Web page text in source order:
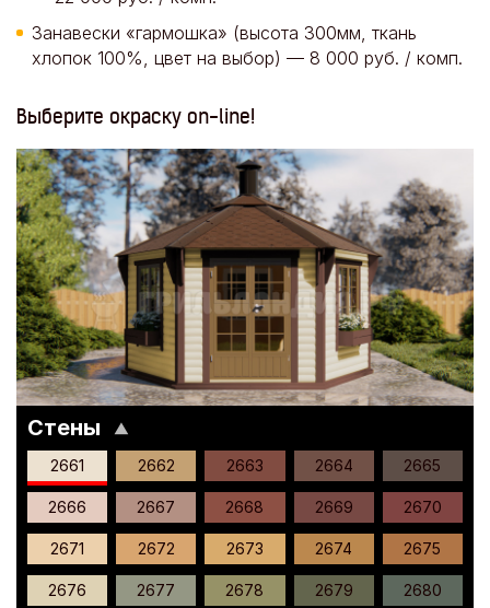
Занавески «гармошка» (высота 300мм, ткань
хлопок 100%, цвет на выбор) — 8 000 руб. / комп.
Выберите окраску on-line!
Стены
▼
2661
2662 2663 2664 2665
2666 2667 2668 2669 2670
2671 2672 2673 2674 2675
2676 2677 2678 2679 2680